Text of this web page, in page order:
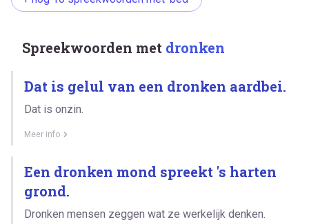
Spreekwoorden met dronken
Dat is gelul van een dronken aardbei.
Dat is onzin.
Meer info
Een dronken mond spreekt 's harten
grond.
Dronken mensen zeggen wat ze werkelijk denken.